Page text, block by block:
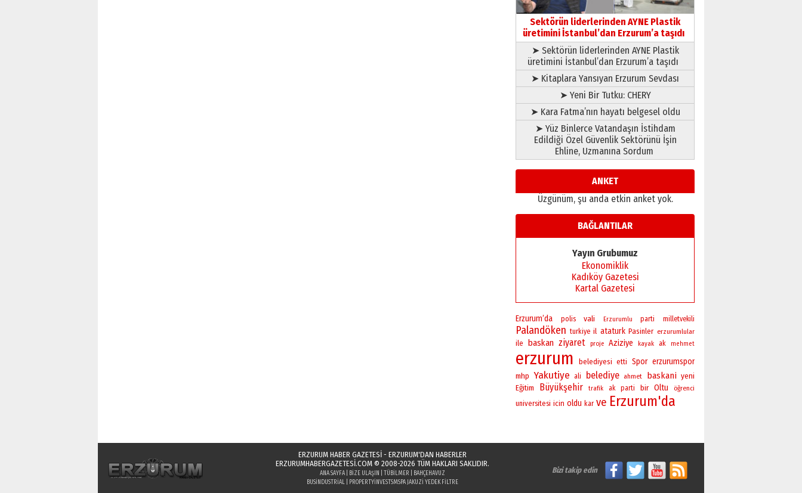
Bir fotoğraf, bir şehir, bir
gazeteci… Dizginler kimin
elinde?
31 Mart 2026 Salı
A. Berhan Yılmaz
BİR BÖLÜM DEĞİL, BİR ÖMÜR
SEÇİYORSUNUZ… “NEDEN
ATATÜRK ÜNİVERSİTESİ?”
28 Temmuz 2026 Salı
Ahmet Gökhan YAZICI
Ahmed Yesevi’den bir
Alperen… ”Reisimiz” idi…
Hakka yürüdü.!
26 Mart 2026 Perşembe
Ardında bıraktığı hatıralarıyla
13 Mayıs 2026 Çarşamba
Esat BİNDESEN
Başkan Sekmen’den Erzurum’a
bir vizyon proje daha!
02 Ağustos 2026 Pazar
Sektörün liderlerinden AYNE Plastik
üretimini İstanbul’dan Erzurum’a taşıdı
➤ Sektörün liderlerinden AYNE Plastik
üretimini İstanbul’dan Erzurum’a taşıdı
➤ Kitaplara Yansıyan Erzurum Sevdası
➤ Yeni Bir Tutku: CHERY
➤ Kara Fatma’nın hayatı belgesel oldu
➤ Yüz Binlerce Vatandaşın İstihdam
Edildiği Özel Güvenlik Sektörünü İşin
Ehline, Uzmanına Sordum
ANKET
Üzgünüm, şu anda etkin anket yok.
BAĞLANTILAR
Yayın Grubumuz
Ekonomiklik
Kadıköy Gazetesi
Kartal Gazetesi
Erzurum’da polis vali Erzurumlu parti milletvekili
Palandöken turkiye il ataturk Pasinler erzurumlular
ile baskan ziyaret proje Aziziye kayak ak mehmet
erzurum belediyesi etti Spor erzurumspor
mhp Yakutiye ali belediye ahmet baskani yeni
Eğitim Büyükşehir trafik ak parti bir Oltu öğrenci
universitesi icin oldu kar ve Erzurum'da
ERZURUM HABER GAZETESİ - ERZURUM'DAN HABERLER
ERZURUMHABERGAZETESI.COM© 2008-2026 TÜM HAKLARI SAKLIDIR.
ANA SAYFA| BIZE ULAŞIN TÜBILMER
BAHÇEHAVUZ
BUSINDUSTRIAL| PROPERTYINVESTSMSPA JAKUZI YEDEK FILTRE
Bizi takip edin